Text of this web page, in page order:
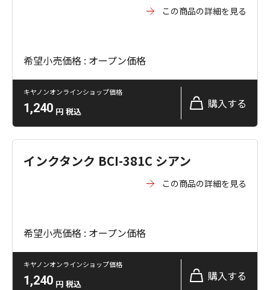
この商品の詳細を見る
希望小売価格 : オープン価格
キヤノンオンラインショップ価格
1,240 円 税込
購入する
インクタンク BCI-381C シアン
この商品の詳細を見る
希望小売価格 : オープン価格
キヤノンオンラインショップ価格
1,240 円 税込
購入する